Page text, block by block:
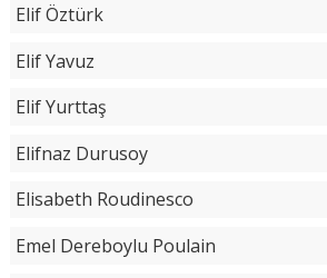
Elif Öztürk
Elif Yavuz
Elif Yurttaş
Elifnaz Durusoy
Elisabeth Roudinesco
Emel Dereboylu Poulain